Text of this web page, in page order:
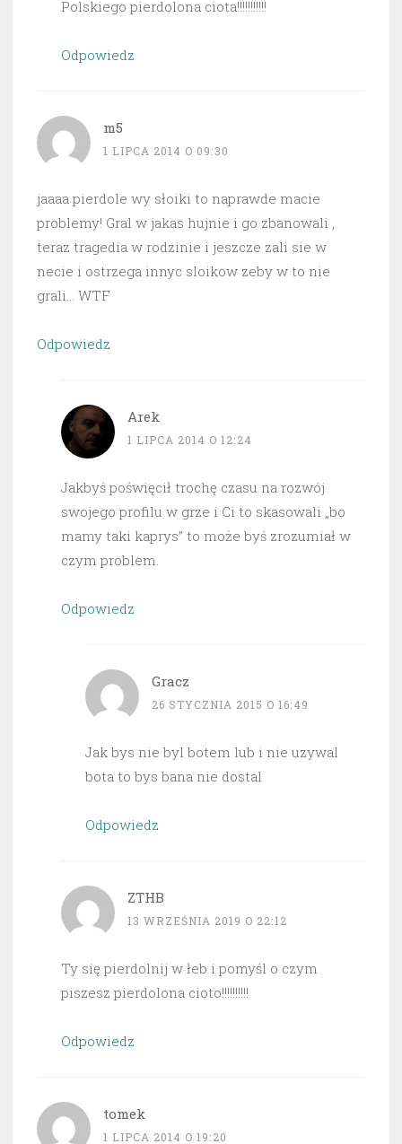
Polskiego pierdolona ciota!!!!!!!!!!!
Odpowiedz
m5
1 LIPCA 2014 O 09:30
jaaaa pierdole wy słoiki to naprawde macie
problemy! Gral w jakas hujnie i go zbanowali ,
teraz tragedia w rodzinie i jeszcze zali sie w
necie i ostrzega innyc sloikow zeby w to nie
grali… WTF
Odpowiedz
Arek
1 LIPCA 2014 O 12:24
Jakbyś poświęcił trochę czasu na rozwój
swojego profilu w grze i Ci to skasowali „bo
mamy taki kaprys” to może byś zrozumiał w
czym problem.
Odpowiedz
Gracz
26 STYCZNIA 2015 O 16:49
Jak bys nie byl botem lub i nie uzywal
bota to bys bana nie dostal
Odpowiedz
ZTHB
13 WRZEŚNIA 2019 O 22:12
Ty się pierdolnij w łeb i pomyśl o czym
piszesz pierdolona cioto!!!!!!!!!!
Odpowiedz
tomek
1 LIPCA 2014 O 19:20